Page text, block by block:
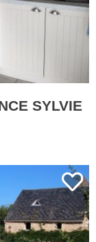
SYLVIE